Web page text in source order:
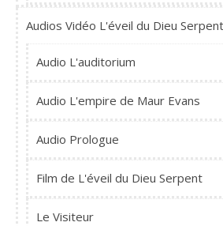
Audios Vidéo L'éveil du Dieu Serpent
Audio L'auditorium
Audio L'empire de Maur Evans
Audio Prologue
Film de L'éveil du Dieu Serpent
Le Visiteur